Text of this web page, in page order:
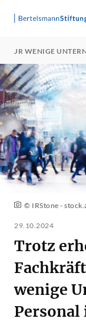
NUR WENIGE
© IRStone -
29.10.2024
Trotz
wenige
Personal